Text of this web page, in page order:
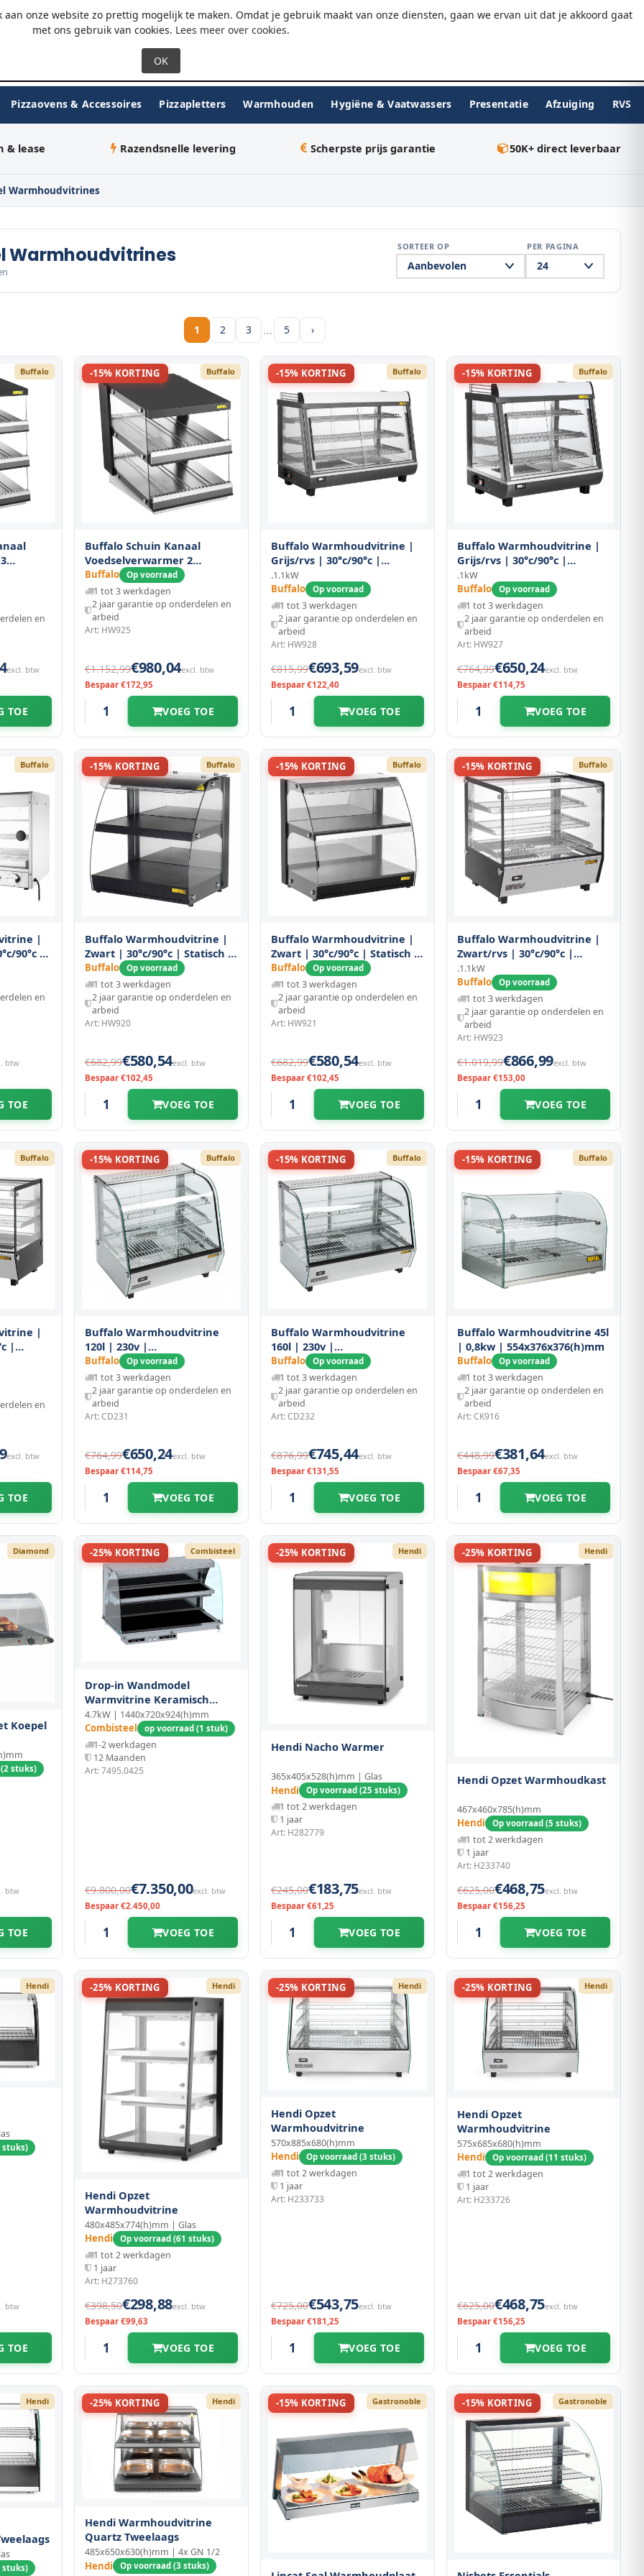
onze website zo prettig mogelijk te maken. Omdat je gebruik maakt van onze diensten, gaan we ervan uit dat je akkoord gaat
met ons gebruik van cookies. Lees meer over cookies.
- 18:00 WhatsApp ★★★★★9.7/10WebwinkelKeur Gratis verzending v.a. €75
Pizzaovens & Accessoires Pizzapletters Warmhouden Hygiëne & Vaatwassers Presentatie Afzuiging RVS
& lease Razendsnelle levering Scherpste prijs garantie 50K+ direct leverbaar
Warmhoudvitrines
Warmhoudvitrines SORTEER OP PER PAGINA
1 2 3 … 5 ›
Buffalo
en
excl. btw
TOE
-15% KORTING Buffalo
Buffalo Schuin Kanaal
Voedselverwarmer 2
Planken
Buffalo Op voorraad
1 tot 3 werkdagen
2 jaar garantie op onderdelen en
arbeid
Art: HW925
€1.152,99€980,04excl. btw
Bespaar €172,95
VOEG TOE
-15% KORTING Buffalo
Buffalo Warmhoudvitrine |
Grijs/rvs | 30°c/90°c |
Statisch | 3 Niveaus |
Zelfbediening | 1.1kw (230v)
| 915x484x663(h)mm
.1.1kW
Buffalo Op voorraad
1 tot 3 werkdagen
2 jaar garantie op onderdelen en
arbeid
Art: HW928
€815,99€693,59excl. btw
Bespaar €122,40
VOEG TOE
-15% KORTING Buffalo
Buffalo Warmhoudvitrine |
Grijs/rvs | 30°c/90°c |
Statisch | 3 Niveaus |
Zelfbediening | 1kw (230v) |
675x484x663(h)mm
.1kW
Buffalo Op voorraad
1 tot 3 werkdagen
2 jaar garantie op onderdelen en
arbeid
Art: HW927
€764,99€650,24excl. btw
Bespaar €114,75
VOEG TOE
Buffalo
|
90°c |
en
btw
TOE
-15% KORTING Buffalo
Buffalo Warmhoudvitrine |
Zwart | 30°c/90°c | Statisch |
2 Niveaus | Zelfbediening |
0.56kw (230v) |
625x457x650(h)mm
Buffalo Op voorraad
1 tot 3 werkdagen
2 jaar garantie op onderdelen en
arbeid
Art: HW920
€682,99€580,54excl. btw
Bespaar €102,45
VOEG TOE
-15% KORTING Buffalo
Buffalo Warmhoudvitrine |
Zwart | 30°c/90°c | Statisch |
2 Niveaus | Zelfbediening |
0.56kw (230v) |
650x467x630(h)mm
Buffalo Op voorraad
1 tot 3 werkdagen
2 jaar garantie op onderdelen en
arbeid
Art: HW921
€682,99€580,54excl. btw
Bespaar €102,45
VOEG TOE
-15% KORTING Buffalo
Buffalo Warmhoudvitrine |
Zwart/rvs | 30°c/90°c |
Statisch | 3 Niveaus | 1.1kw
(230v) | 678x568x686(h)mm
.1.1kW
Buffalo Op voorraad
1 tot 3 werkdagen
2 jaar garantie op onderdelen en
arbeid
Art: HW923
€1.019,99€866,99excl. btw
Bespaar €153,00
VOEG TOE
Buffalo
|
|
1.5kw
en
excl. btw
TOE
-15% KORTING Buffalo
Buffalo Warmhoudvitrine
120l | 230v |
687x568x670(h)mm
Buffalo Op voorraad
1 tot 3 werkdagen
2 jaar garantie op onderdelen en
arbeid
Art: CD231
€764,99€650,24excl. btw
Bespaar €114,75
VOEG TOE
-15% KORTING Buffalo
Buffalo Warmhoudvitrine
160l | 230v |
868x568x670(h)mm
Buffalo Op voorraad
1 tot 3 werkdagen
2 jaar garantie op onderdelen en
arbeid
Art: CD232
€876,99€745,44excl. btw
Bespaar €131,55
VOEG TOE
-15% KORTING Buffalo
Buffalo Warmhoudvitrine 45l
| 0,8kw | 554x376x376(h)mm
Buffalo Op voorraad
1 tot 3 werkdagen
2 jaar garantie op onderdelen en
arbeid
Art: CK916
€448,99€381,64excl. btw
Bespaar €67,35
VOEG TOE
Diamond
Koepel
stuks)
btw
TOE
-25% KORTING Combisteel
Drop-in Wandmodel
Warmvitrine Keramisch
Gebogen - Zwart 4/1
4.7kW | 1440x720x924(h)mm
Combisteel op voorraad (1 stuk)
1-2 werkdagen
12 Maanden
Art: 7495.0425
€9.800,00€7.350,00excl. btw
Bespaar €2.450,00
VOEG TOE
-25% KORTING Hendi
Hendi Nacho Warmer
365x405x528(h)mm | Glas
Hendi Op voorraad (25 stuks)
1 tot 2 werkdagen
1 jaar
Art: H282779
€245,00€183,75excl. btw
Bespaar €61,25
VOEG TOE
-25% KORTING Hendi
Hendi Opzet Warmhoudkast
467x460x785(h)mm
Hendi Op voorraad (5 stuks)
1 tot 2 werkdagen
1 jaar
Art: H233740
€625,00€468,75excl. btw
Bespaar €156,25
VOEG TOE
Hendi
stuks)
btw
TOE
-25% KORTING Hendi
Hendi Opzet
Warmhoudvitrine
480x485x774(h)mm | Glas
Hendi Op voorraad (61 stuks)
1 tot 2 werkdagen
1 jaar
Art: H273760
€398,50€298,88excl. btw
Bespaar €99,63
VOEG TOE
-25% KORTING Hendi
Hendi Opzet
Warmhoudvitrine
570x885x680(h)mm
Hendi Op voorraad (3 stuks)
1 tot 2 werkdagen
1 jaar
Art: H233733
€725,00€543,75excl. btw
Bespaar €181,25
VOEG TOE
-25% KORTING Hendi
Hendi Opzet
Warmhoudvitrine
575x685x680(h)mm
Hendi Op voorraad (11 stuks)
1 tot 2 werkdagen
1 jaar
Art: H233726
€625,00€468,75excl. btw
Bespaar €156,25
VOEG TOE
Hendi
stuks)
-25% KORTING Hendi
Hendi Warmhoudvitrine
Quartz Tweelaags
485x650x630(h)mm | 4x GN 1/2
Hendi Op voorraad (3 stuks)
-15% KORTING Gastronoble -15% KORTING Gastronoble